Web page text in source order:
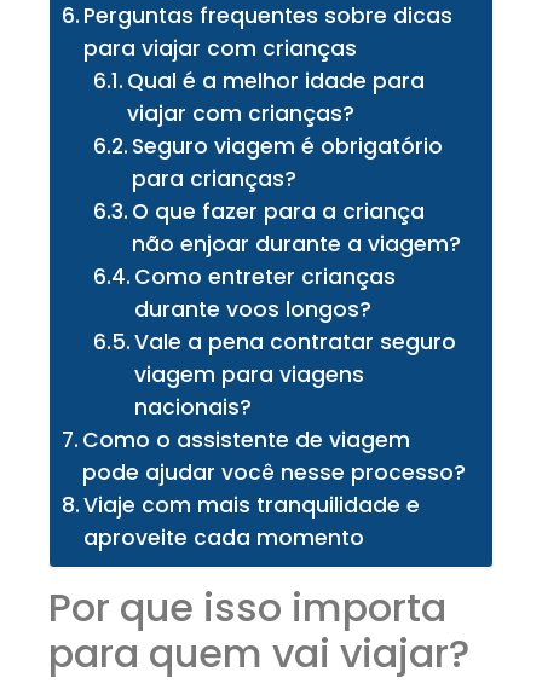
Perguntas frequentes sobre dicas
para viajar com crianças
Qual é a melhor idade para
viajar com crianças?
Seguro viagem é obrigatório
para crianças?
O que fazer para a criança
não enjoar durante a viagem?
Como entreter crianças
durante voos longos?
Vale a pena contratar seguro
viagem para viagens
nacionais?
Como o assistente de viagem
pode ajudar você nesse processo?
Viaje com mais tranquilidade e
aproveite cada momento
Por que isso importa
para quem vai viajar?